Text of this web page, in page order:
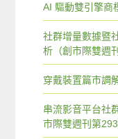
AI 驅動雙引擎商
社群增量數據暨
析（創市際雙週
穿戴裝置篇市調
串流影音平台社
市際雙週刊第293